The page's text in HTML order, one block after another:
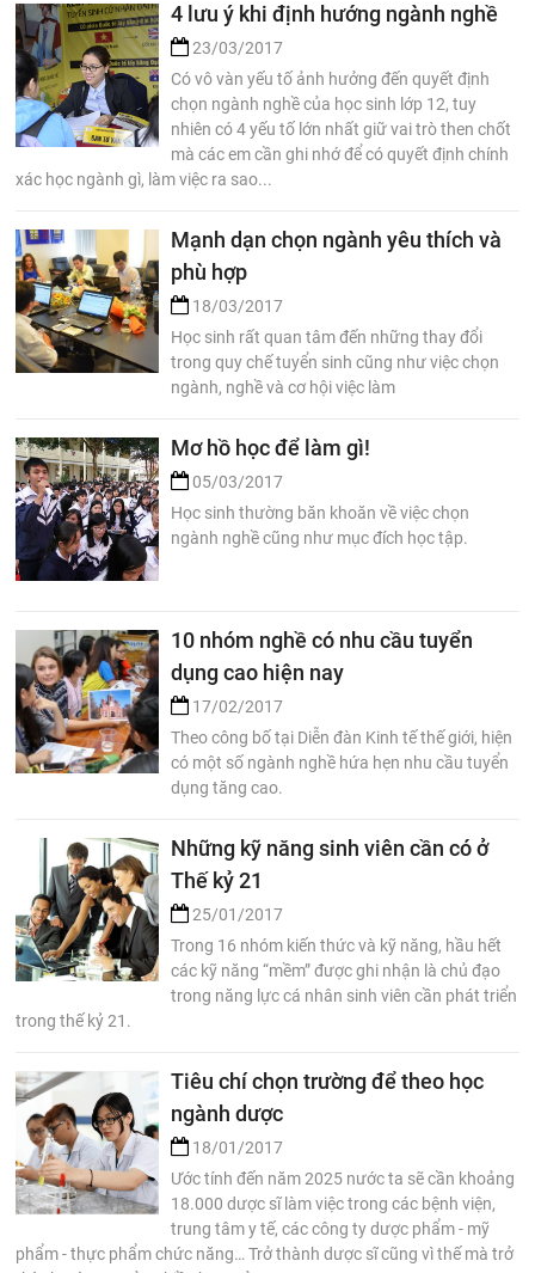
4 lưu ý khi định hướng ngành nghề
23/03/2017
Có vô vàn yếu tố ảnh hưởng đến quyết định
chọn ngành nghề của học sinh lớp 12, tuy
nhiên có 4 yếu tố lớn nhất giữ vai trò then chốt
mà các em cần ghi nhớ để có quyết định chính
xác học ngành gì, làm việc ra sao...
Mạnh dạn chọn ngành yêu thích và
phù hợp
18/03/2017
Học sinh rất quan tâm đến những thay đổi
trong quy chế tuyển sinh cũng như việc chọn
ngành, nghề và cơ hội việc làm
Mơ hồ học để làm gì!
05/03/2017
Học sinh thường băn khoăn về việc chọn
ngành nghề cũng như mục đích học tập.
10 nhóm nghề có nhu cầu tuyển
dụng cao hiện nay
17/02/2017
Theo công bố tại Diễn đàn Kinh tế thế giới, hiện
có một số ngành nghề hứa hẹn nhu cầu tuyển
dụng tăng cao.
Những kỹ năng sinh viên cần có ở
Thế kỷ 21
25/01/2017
Trong 16 nhóm kiến thức và kỹ năng, hầu hết
các kỹ năng “mềm” được ghi nhận là chủ đạo
trong năng lực cá nhân sinh viên cần phát triển
trong thế kỷ 21.
Tiêu chí chọn trường để theo học
ngành dược
18/01/2017
Ước tính đến năm 2025 nước ta sẽ cần khoảng
18.000 dược sĩ làm việc trong các bệnh viện,
trung tâm y tế, các công ty dược phẩm - mỹ
phẩm - thực phẩm chức năng… Trở thành dược sĩ cũng vì thế mà trở